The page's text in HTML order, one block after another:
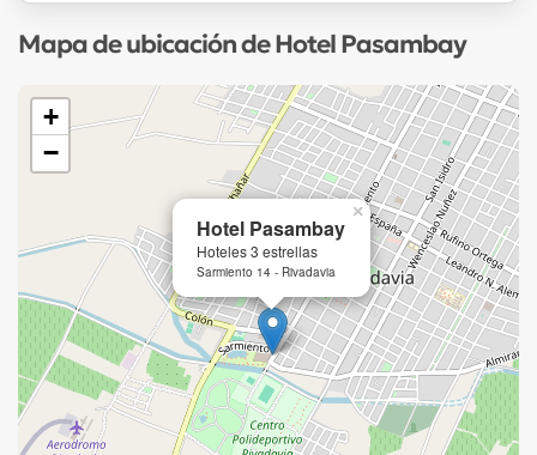
Mapa de ubicación de Hotel Pasambay
Hotel Pasambay
Hoteles 3 estrellas
Sarmiento 14 - Rivadavia
×
+
−